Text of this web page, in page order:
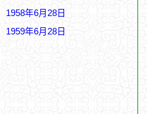
1958年6月28日
1959年6月28日